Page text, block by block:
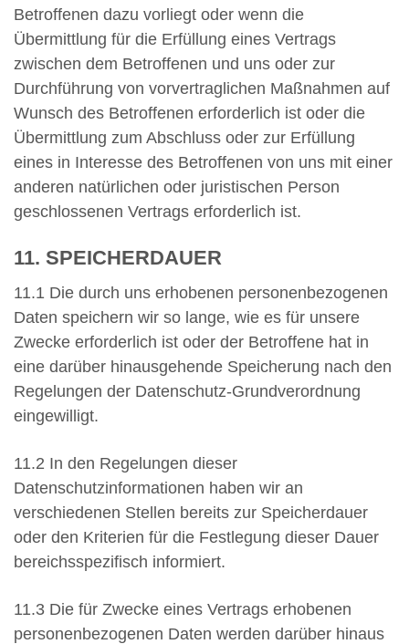
Betroffenen dazu vorliegt oder wenn die
Übermittlung für die Erfüllung eines Vertrags
zwischen dem Betroffenen und uns oder zur
Durchführung von vorvertraglichen Maßnahmen auf
Wunsch des Betroffenen erforderlich ist oder die
Übermittlung zum Abschluss oder zur Erfüllung
eines in Interesse des Betroffenen von uns mit einer
anderen natürlichen oder juristischen Person
geschlossenen Vertrags erforderlich ist.
11. SPEICHERDAUER
11.1 Die durch uns erhobenen personenbezogenen
Daten speichern wir so lange, wie es für unsere
Zwecke erforderlich ist oder der Betroffene hat in
eine darüber hinausgehende Speicherung nach den
Regelungen der Datenschutz-Grundverordnung
eingewilligt.
11.2 In den Regelungen dieser
Datenschutzinformationen haben wir an
verschiedenen Stellen bereits zur Speicherdauer
oder den Kriterien für die Festlegung dieser Dauer
bereichsspezifisch informiert.
11.3 Die für Zwecke eines Vertrags erhobenen
personenbezogenen Daten werden darüber hinaus